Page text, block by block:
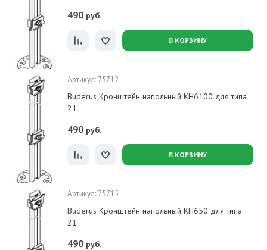
490 руб.
В КОРЗИНУ
Артикул: 75712
Buderus Кронштейн напольный KH6100 для типа
21
490 руб.
В КОРЗИНУ
Артикул: 75715
Buderus Кронштейн напольный KH650 для типа
21
490 руб.